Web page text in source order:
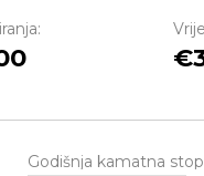
Godišnja kamatna